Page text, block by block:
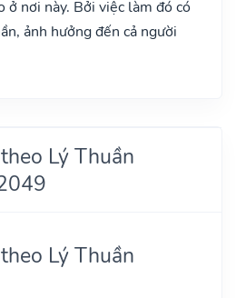
ở nơi này. Bởi việc làm đó có
ảnh hưởng đến cả người
Lý Thuần
Lý Thuần